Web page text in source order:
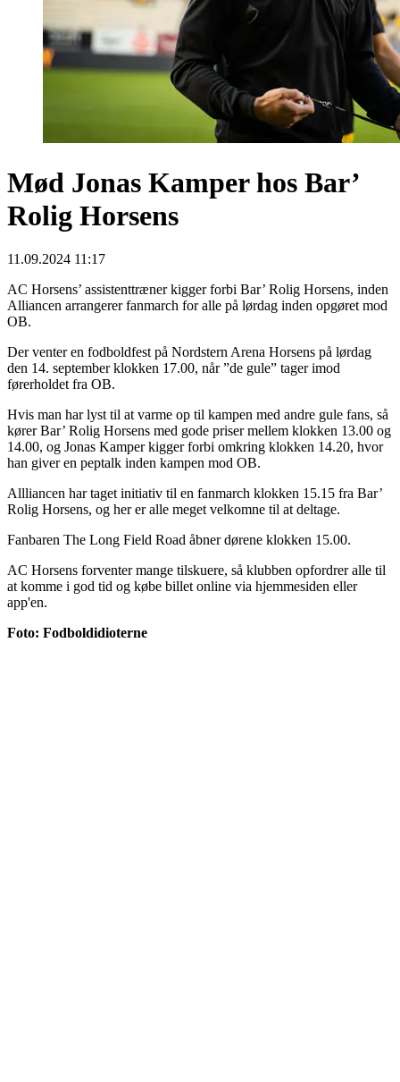
Mød Jonas Kamper hos Bar’
Rolig Horsens
11.09.2024 11:17
AC Horsens’ assistenttræner kigger forbi Bar’ Rolig Horsens, inden
Alliancen arrangerer fanmarch for alle på lørdag inden opgøret mod
OB.
Der venter en fodboldfest på Nordstern Arena Horsens på lørdag
den 14. september klokken 17.00, når ”de gule” tager imod
førerholdet fra OB.
Hvis man har lyst til at varme op til kampen med andre gule fans, så
kører Bar’ Rolig Horsens med gode priser mellem klokken 13.00 og
14.00, og Jonas Kamper kigger forbi omkring klokken 14.20, hvor
han giver en peptalk inden kampen mod OB.
Allliancen har taget initiativ til en fanmarch klokken 15.15 fra Bar’
Rolig Horsens, og her er alle meget velkomne til at deltage.
Fanbaren The Long Field Road åbner dørene klokken 15.00.
AC Horsens forventer mange tilskuere, så klubben opfordrer alle til
at komme i god tid og købe billet online via hjemmesiden eller
app'en.
Foto: Fodboldidioterne